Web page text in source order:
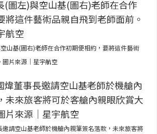
山基(圖右)老師在合作初期便相約，要將這件藝術
圖片來源｜星宇航空
邀請空山基老師於機艙內親筆簽名落款，未來旅客將